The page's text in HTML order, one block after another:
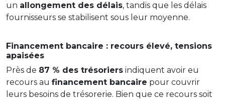
un allongement des délais, tandis que les délais
fournisseurs se stabilisent sous leur moyenne.
Financement bancaire : recours élevé, tensions
apaisées
Près de 87 % des trésoriers indiquent avoir eu
recours au financement bancaire pour couvrir
leurs besoins de trésorerie. Bien que ce recours soit